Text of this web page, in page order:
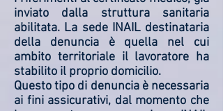
inviato dalla struttura sanitaria
abilitata. La sede INAIL destinataria
della denuncia è quella nel cui
ambito territoriale il lavoratore ha
stabilito il proprio domicilio.
Questo tipo di denuncia è necessaria
ai fini assicurativi, dal momento che